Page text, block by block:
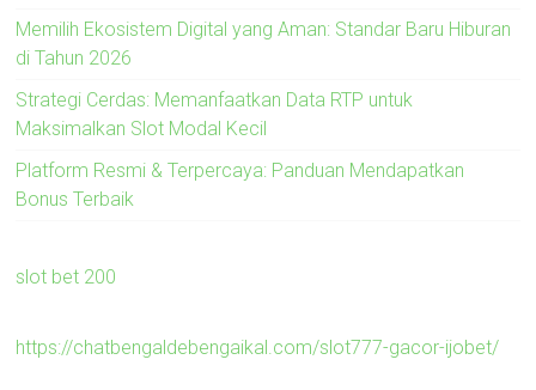
Memilih Ekosistem Digital yang Aman: Standar Baru Hiburan
di Tahun 2026
Strategi Cerdas: Memanfaatkan Data RTP untuk
Maksimalkan Slot Modal Kecil
Platform Resmi & Terpercaya: Panduan Mendapatkan
Bonus Terbaik
slot bet 200
https://chatbengaldebengaikal.com/slot777-gacor-ijobet/